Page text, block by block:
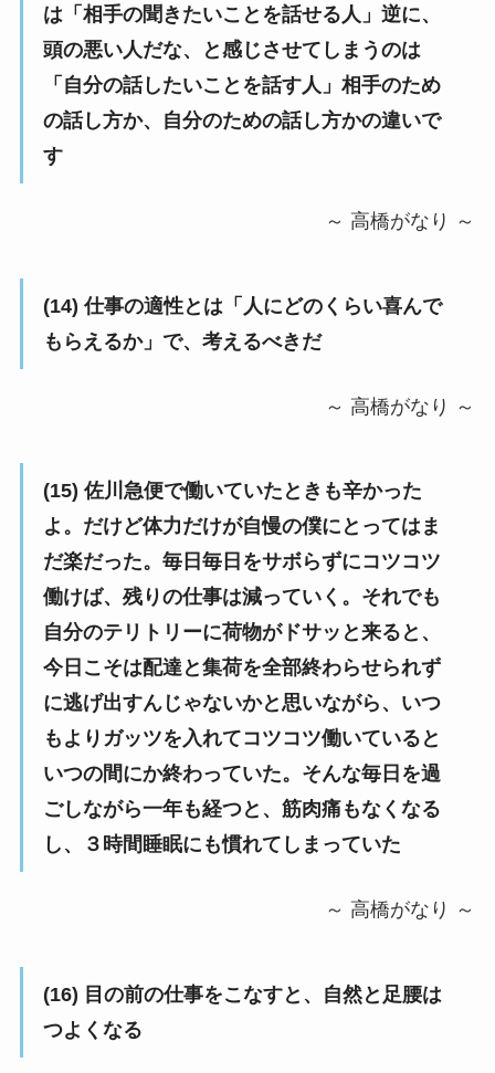
は「相手の聞きたいことを話せる人」逆に、
頭の悪い人だな、と感じさせてしまうのは
「自分の話したいことを話す人」相手のため
の話し方か、自分のための話し方かの違いで
す
～ 高橋がなり ～
(14) 仕事の適性とは「人にどのくらい喜んで
もらえるか」で、考えるべきだ
～ 高橋がなり ～
(15) 佐川急便で働いていたときも辛かった
よ。だけど体力だけが自慢の僕にとってはま
だ楽だった。毎日毎日をサボらずにコツコツ
働けば、残りの仕事は減っていく。それでも
自分のテリトリーに荷物がドサッと来ると、
今日こそは配達と集荷を全部終わらせられず
に逃げ出すんじゃないかと思いながら、いつ
もよりガッツを入れてコツコツ働いていると
いつの間にか終わっていた。そんな毎日を過
ごしながら一年も経つと、筋肉痛もなくなる
し、３時間睡眠にも慣れてしまっていた
～ 高橋がなり ～
(16) 目の前の仕事をこなすと、自然と足腰は
つよくなる